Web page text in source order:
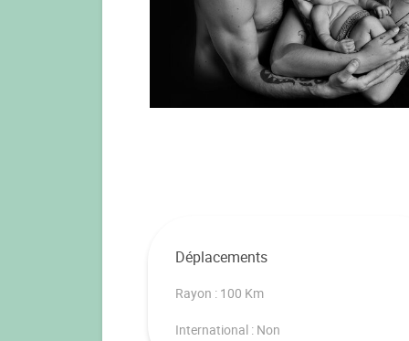
Déplacements
Rayon : 100 Km
International : Non